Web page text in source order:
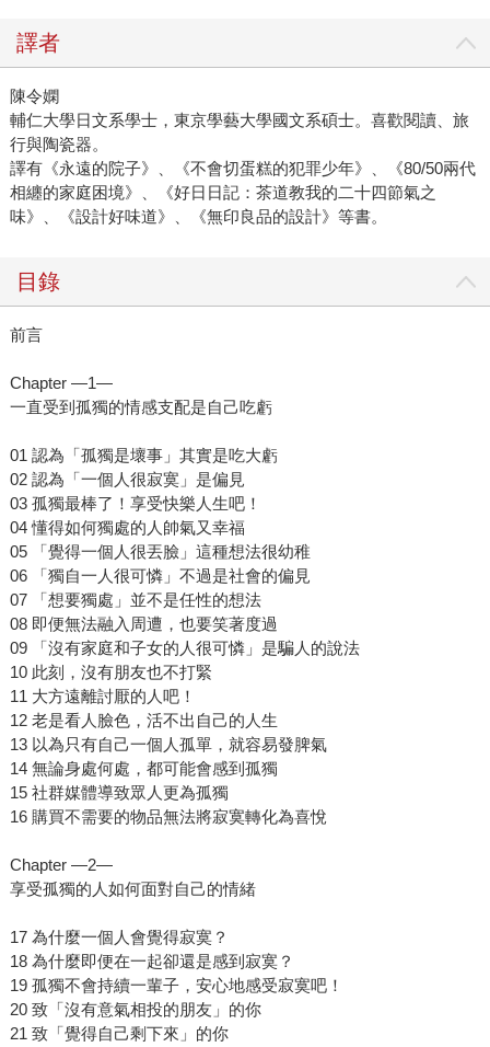
譯者
陳令嫻
輔仁大學日文系學士，東京學藝大學國文系碩士。喜歡閱讀、旅
行與陶瓷器。
譯有《永遠的院子》、《不會切蛋糕的犯罪少年》、《80/50兩代
相纏的家庭困境》、《好日日記：茶道教我的二十四節氣之
味》、《設計好味道》、《無印良品的設計》等書。
目錄
前言
Chapter —1—
一直受到孤獨的情感支配是自己吃虧
01 認為「孤獨是壞事」其實是吃大虧
02 認為「一個人很寂寞」是偏見
03 孤獨最棒了！享受快樂人生吧！
04 懂得如何獨處的人帥氣又幸福
05 「覺得一個人很丟臉」這種想法很幼稚
06 「獨自一人很可憐」不過是社會的偏見
07 「想要獨處」並不是任性的想法
08 即便無法融入周遭，也要笑著度過
09 「沒有家庭和子女的人很可憐」是騙人的說法
10 此刻，沒有朋友也不打緊
11 大方遠離討厭的人吧！
12 老是看人臉色，活不出自己的人生
13 以為只有自己一個人孤單，就容易發脾氣
14 無論身處何處，都可能會感到孤獨
15 社群媒體導致眾人更為孤獨
16 購買不需要的物品無法將寂寞轉化為喜悅
Chapter —2—
享受孤獨的人如何面對自己的情緒
17 為什麼一個人會覺得寂寞？
18 為什麼即便在一起卻還是感到寂寞？
19 孤獨不會持續一輩子，安心地感受寂寞吧！
20 致「沒有意氣相投的朋友」的你
21 致「覺得自己剩下來」的你